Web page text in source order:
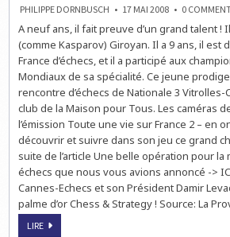
PHILIPPE DORNBUSCH 17 MAI 2008 0
A neuf ans, il fait preuve d’un grand talent !
(comme Kasparov) Giroyan. Il a 9 ans, il est
France d’échecs, et il a participé aux
Mondiaux de sa spécialité. Ce jeune
rencontre d’échecs de Nationale 3
club de la Maison pour Tous. Les caméras
l’émission Toute une vie sur France 2 – en
découvrir et suivre dans son jeu ce grand
suite de l’article Une belle opération pour la
échecs que nous vous avions annoncé ->
Cannes-Echecs et son Président Damir
palme d’or Chess & Strategy ! Source: La
LIREVITROLLES